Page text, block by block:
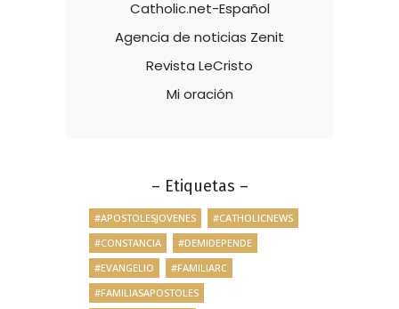
Catholic.net-Español
Agencia de noticias Zenit
Revista LeCristo
Mi oración
– Etiquetas –
#APOSTOLESJOVENES
#CATHOLICNEWS
#CONSTANCIA
#DEMIDEPENDE
#EVANGELIO
#FAMILIARC
#FAMILIASAPOSTOLES